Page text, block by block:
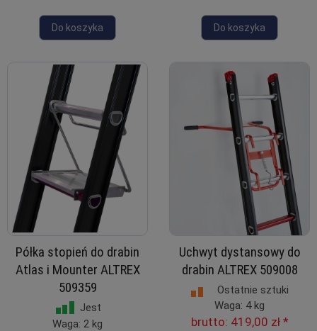
Do koszyka Do koszyka
Półka stopień do drabin
Atlas i Mounter ALTREX
509359
Jest
Waga: 2 kg
Uchwyt dystansowy do
drabin ALTREX 509008
Ostatnie sztuki
Waga: 4 kg
brutto: 419,00 zł*